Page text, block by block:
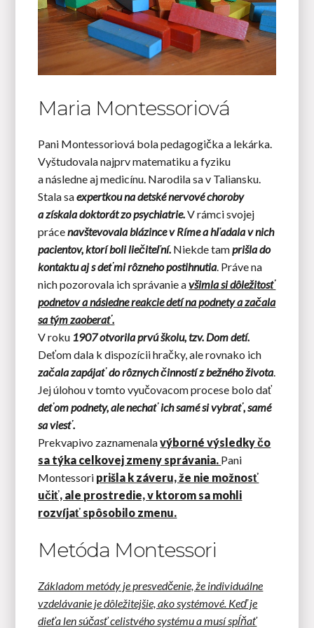
Maria Montessoriová
Pani Montessoriová bola pedagogička a lekárka.
Vyštudovala najprv matematiku a fyziku
a následne aj medicínu. Narodila sa v Taliansku.
Stala saexpertkou na detské nervové choroby
a získala doktorát zo psychiatrie.V rámci svojej
prácenavštevovala blázince v Ríme a hľadala v nich
pacientov, ktorí boli liečiteľní. Niekde tamprišla do
kontaktu aj sdeťmi rôzneho postihnutia. Práve na
nich pozorovala ich správanie avšimla si dôležitosť
podnetov a následne reakcie detí na podnety a začala
sa tým zaoberať.
V roku 1907 otvorila prvú školu, tzv. Dom detí.
Deťom dala k dispozícii hračky, ale rovnako ich
začala zapájať do rôznych činností z bežného života.
Jej úlohou v tomto vyučovacom procese bolo dať
deťom podnety, ale nechať ich samé si vybrať, samé
sa viesť.
Prekvapivo zaznamenalavýborné výsledky čo
sa týka celkovej zmeny správania. Pani
Montessori prišla k záveru, že nie možnosť
učiť, ale prostredie, v ktorom sa mohli
rozvíjať spôsobilo zmenu.
Metóda Montessori
Základom metódy je presvedčenie, že individuálne
vzdelávanie je dôležitejšie, ako systémové. Keď je
dieťa len súčasť celistvého systému a musí spĺňať